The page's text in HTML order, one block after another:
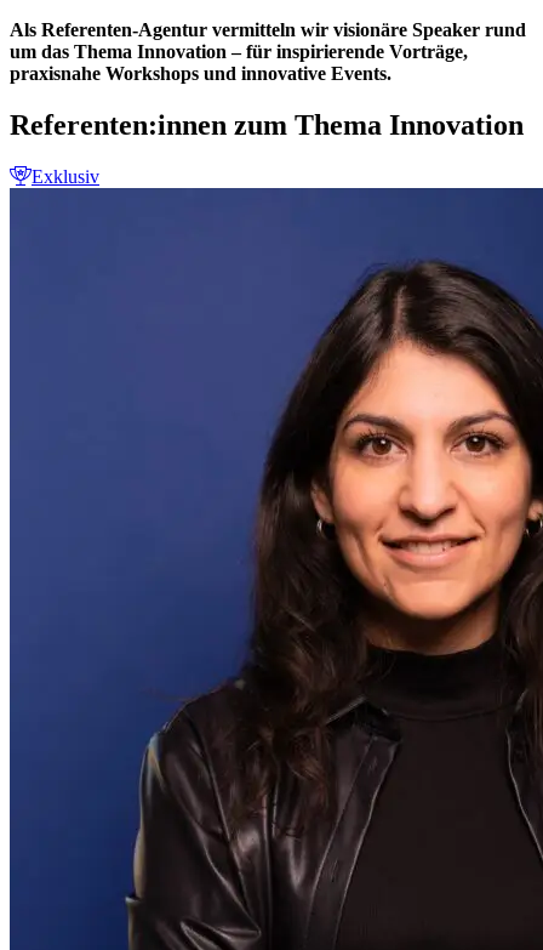
Als Referenten-Agentur vermitteln wir visionäre Speaker rund
um das Thema Innovation – für inspirierende Vorträge,
praxisnahe Workshops und innovative Events.
Referenten:innen zum Thema Innovation
Exklusiv